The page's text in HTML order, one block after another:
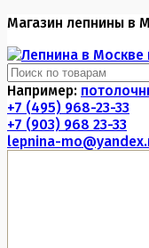
Магазин лепнины в
Например:
+7 (495) 968-23-33
+7 (903) 968 23-33
lepnina-